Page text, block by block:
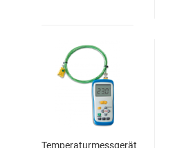
Temperaturmessgerät